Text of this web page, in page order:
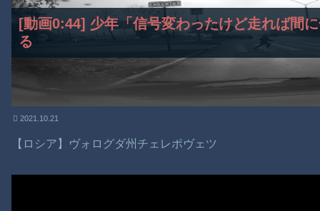
[動画0:44] 少年「信号変わったけど走れば間
る
2021.10.21
【ロシア】ヴォログダ州チェレポヴェツ